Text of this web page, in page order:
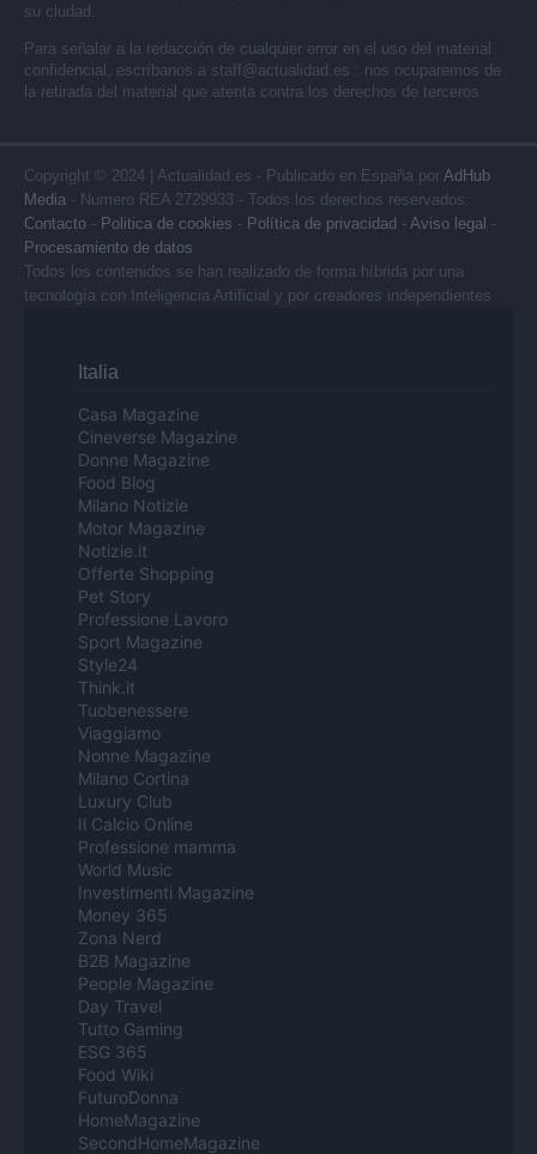
su ciudad.
Para señalar a la redacción de cualquier error en el uso del material
confidencial, escríbanos a staff@actualidad.es : nos ocuparemos de
la retirada del material que atenta contra los derechos de terceros.
Copyright © 2024 | Actualidad.es - Publicado en España por AdHub
Media - Numero REA 2729933 - Todos los derechos reservados.
Contacto - Politica de cookies - Política de privacidad - Aviso legal -
Procesamiento de datos
Todos los contenidos se han realizado de forma híbrida por una
tecnología con Inteligencia Artificial y por creadores independientes
Italia
Casa Magazine
Cineverse Magazine
Donne Magazine
Food Blog
Milano Notizie
Motor Magazine
Notizie.it
Offerte Shopping
Pet Story
Professione Lavoro
Sport Magazine
Style24
Think.it
Tuobenessere
Viaggiamo
Nonne Magazine
Milano Cortina
Luxury Club
Il Calcio Online
Professione mamma
World Music
Investimenti Magazine
Money 365
Zona Nerd
B2B Magazine
People Magazine
Day Travel
Tutto Gaming
ESG 365
Food Wiki
FuturoDonna
HomeMagazine
SecondHomeMagazine